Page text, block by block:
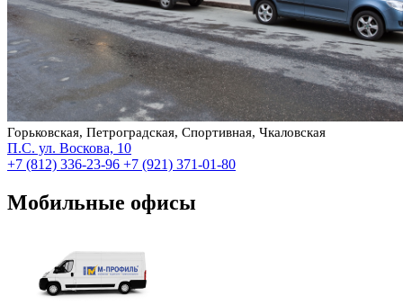
Горьковская, Петроградская, Спортивная, Чкаловская
П.С. ул. Воскова, 10
+7 (812) 336-23-96 +7 (921) 371-01-80
Мобильные офисы